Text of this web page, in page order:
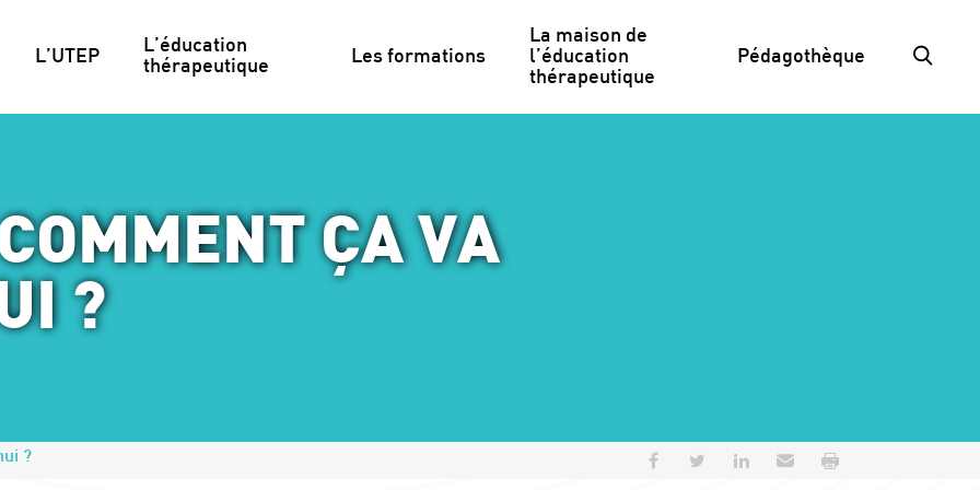
L’UTEP
L’éducation
thérapeutique
Les formations
La maison de
l’éducation
thérapeutique
Pédagothèque
ÇA VA
?
? Partager sur Facebook
Partager sur Twitter
Partager sur LinkedIn
Envoyer par e-mail